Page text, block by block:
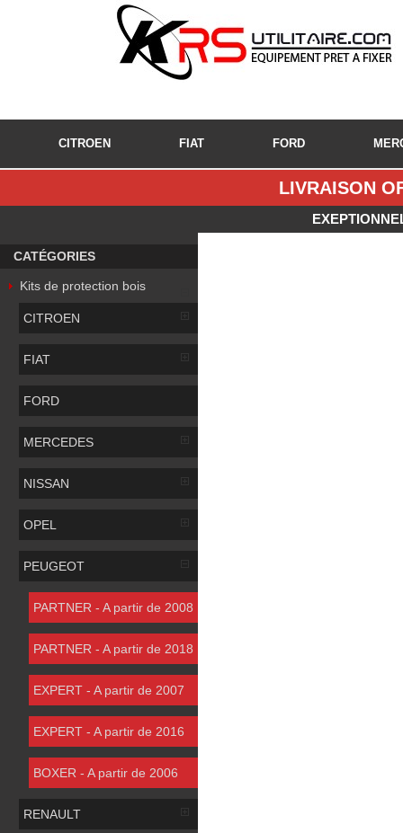
CITROEN FIAT FORD
LIVRAISON
CATÉGORIES
Kits de protection bois
CITROEN
FIAT
FORD
MERCEDES
NISSAN
OPEL
PEUGEOT
PARTNER - A partir de 2008
PARTNER - A partir de 2018
EXPERT - A partir de 2007
EXPERT - A partir de 2016
BOXER - A partir de 2006
RENAULT